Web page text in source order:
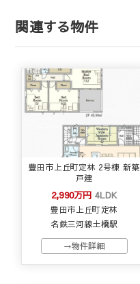
関連する物件
豊田市上丘町定林 2号棟 新築
戸建
2,990万円 4LDK
豊田市上丘町定林
名鉄三河線土橋駅
→物件詳細